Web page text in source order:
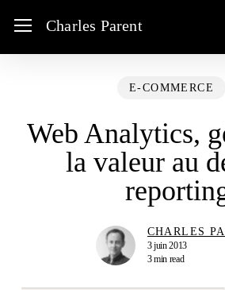
main
Menu Charles Parent
E-COMMERCE
Web Analytics,
la valeur au
CHARLES
3 juin 2013
3 min read